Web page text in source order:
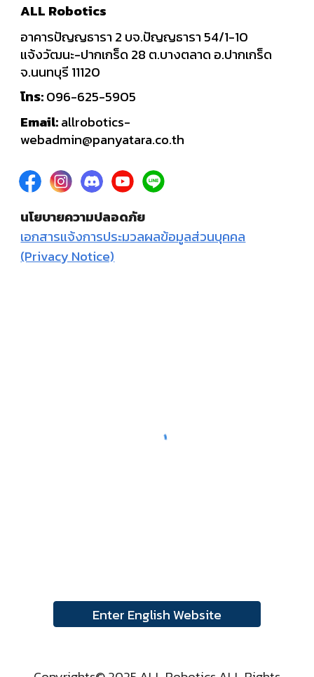
ALL Robotics
อาคารปัญญธารา 2 บจ.ปัญญธารา 54/1-10
แจ้งวัฒนะ-ปากเกร็ด 28 ต.บางตลาด อ.ปากเกร็ด
จ.นนทบุรี 11120
โทร:096-625-5905
Email:allrobotics-
webadmin@panyatara.co.th
นโยบายความปลอดภัย
เอกสารแจ้งการประมวลผลข้อมูลส่วนบุคคล
(Privacy Notice)
Enter English Website